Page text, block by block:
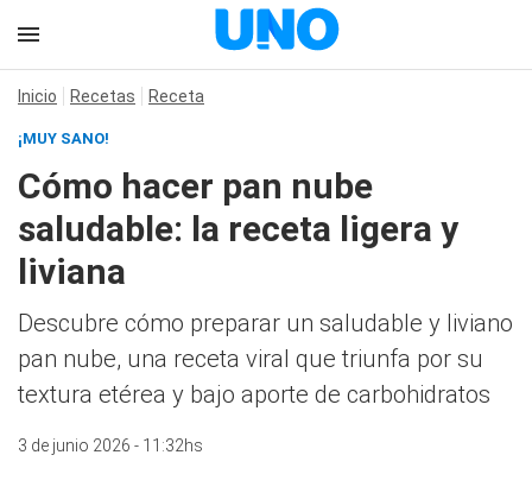
Inicio Recetas Receta
¡MUY SANO!
Cómo hacer pan nube
saludable: la receta ligera y
liviana
Descubre cómo preparar un saludable y liviano
pan nube, una receta viral que triunfa por su
textura etérea y bajo aporte de carbohidratos
3 de junio 2026 - 11:32hs